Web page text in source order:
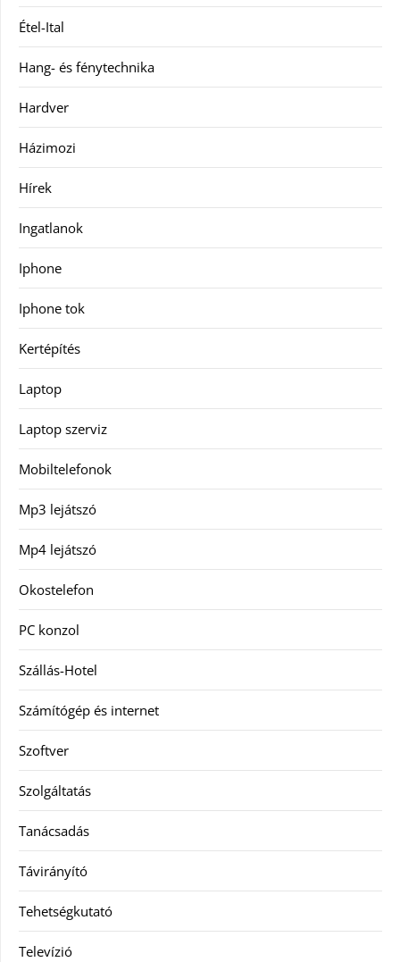
Étel-Ital
Hang- és fénytechnika
Hardver
Házimozi
Hírek
Ingatlanok
Iphone
Iphone tok
Kertépítés
Laptop
Laptop szerviz
Mobiltelefonok
Mp3 lejátszó
Mp4 lejátszó
Okostelefon
PC konzol
Szállás-Hotel
Számítógép és internet
Szoftver
Szolgáltatás
Tanácsadás
Távirányító
Tehetségkutató
Televízió